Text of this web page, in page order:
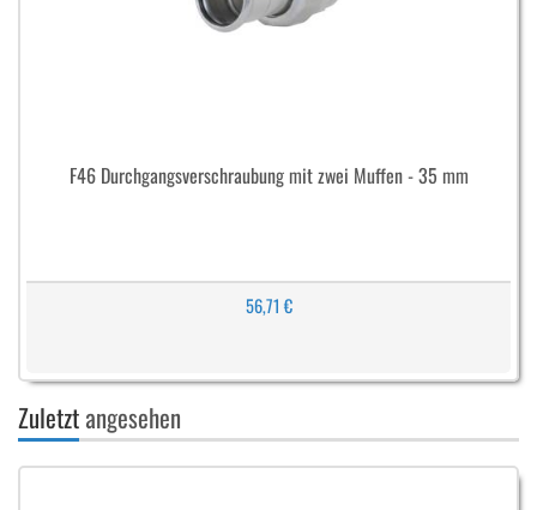
F46 Durchgangsverschraubung mit zwei Muffen - 35 mm
56,71 €
Zuletztangesehen